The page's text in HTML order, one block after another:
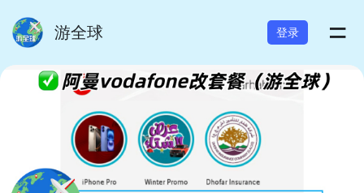
游全球 登录 =